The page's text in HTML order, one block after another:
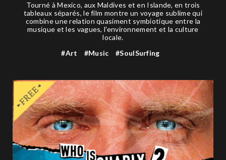
Tourné à Mexico, aux Maldives et en Islande, en trois
tableaux séparés, le film montre un voyage sublime qui
combine une relation quasiment symbiotique entre la
musique et les vagues, l'environnement et la culture
locale.
#Art
#Music #SoulSurfing